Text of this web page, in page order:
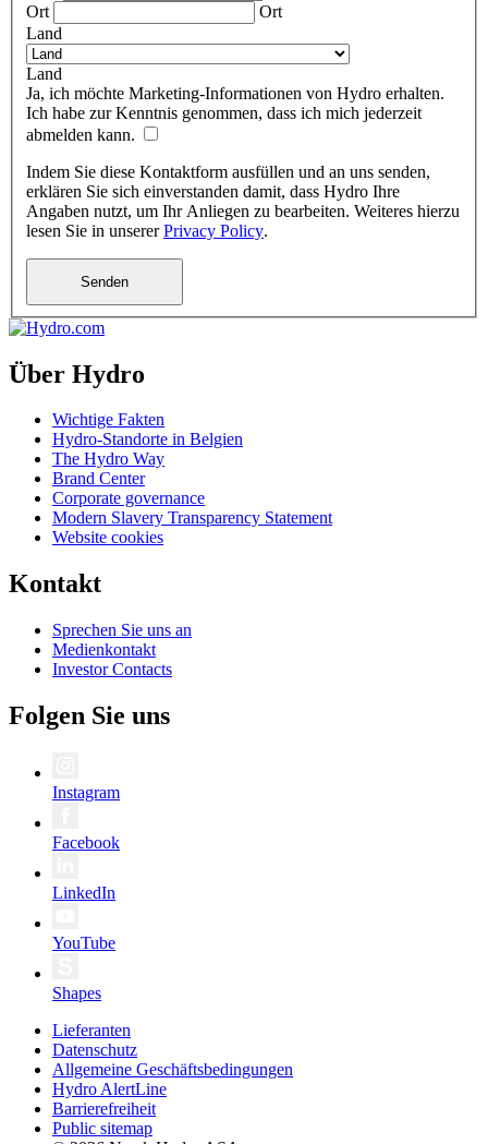
Ort
Ort
Land
Land
Ja, ich möchte Marketing-Informationen von Hydro erhalten.
Ich habe zur Kenntnis genommen, dass ich mich jederzeit
abmelden kann.
Indem Sie diese Kontaktform ausfüllen und an uns senden,
erklären Sie sich einverstanden damit, dass Hydro Ihre
Angaben nutzt, um Ihr Anliegen zu bearbeiten. Weiteres hierzu
lesen Sie in unsererPrivacy Policy.
Über Hydro
Wichtige Fakten
Hydro-Standorte in Belgien
The Hydro Way
Brand Center
Corporate governance
Modern Slavery Transparency Statement
Website cookies
Kontakt
Sprechen Sie uns an
Medienkontakt
Investor Contacts
Folgen Sie uns
Instagram
Facebook
LinkedIn
YouTube
Shapes
Lieferanten
Datenschutz
Allgemeine Geschäftsbedingungen
Hydro AlertLine
Barrierefreiheit
Public sitemap